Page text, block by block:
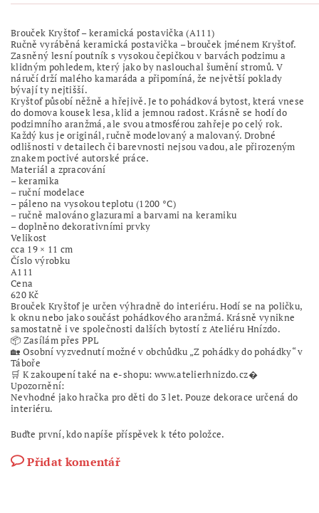
Brouček Kryštof – keramická postavička (A111)
Ručně vyráběná keramická postavička – brouček jménem Kryštof.
Zasněný lesní poutník s vysokou čepičkou v barvách podzimu a
klidným pohledem, který jako by naslouchal šumění stromů. V
náručí drží malého kamaráda a připomíná, že největší poklady
bývají ty nejtišší.
Kryštof působí něžně a hřejivě. Je to pohádková bytost, která vnese
do domova kousek lesa, klid a jemnou radost. Krásně se hodí do
podzimního aranžmá, ale svou atmosférou zahřeje po celý rok.
Každý kus je originál, ručně modelovaný a malovaný. Drobné
odlišnosti v detailech či barevnosti nejsou vadou, ale přirozeným
znakem poctivé autorské práce.
Materiál a zpracování
– keramika
– ruční modelace
– páleno na vysokou teplotu (1200 °C)
– ručně malováno glazurami a barvami na keramiku
– doplněno dekorativními prvky
Velikost
cca 19 × 11 cm
Číslo výrobku
A111
Cena
620 Kč
Brouček Kryštof je určen výhradně do interiéru. Hodí se na poličku,
k oknu nebo jako součást pohádkového aranžmá. Krásně vynikne
samostatně i ve společnosti dalších bytostí z Ateliéru Hnízdo.
📦 Zasílám přes PPL
🏡 Osobní vyzvednutí možné v obchůdku „Z pohádky do pohádky“ v
Táboře
🛒 K zakoupení také na e-shopu: www.atelierhnizdo.cz⁠�
Upozornění:
Nevhodné jako hračka pro děti do 3 let. Pouze dekorace určená do
interiéru.
Buďte první, kdo napíše příspěvek k této položce.
Přidat komentář